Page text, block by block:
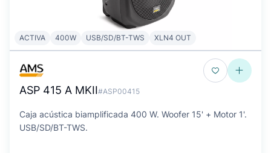
ACTIVA 400W USB/SD/BT-TWS XLN4 OUT
ASP 415 A MKII#ASP00415
Caja acústica biamplificada 400 W. Woofer 15' + Motor 1'.
USB/SD/BT-TWS.